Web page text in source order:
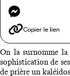
Messenger
Copier le lien
On la surnomme la
sophistication de
de prière un